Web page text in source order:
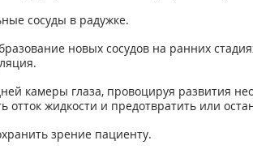
сосуды в радужке.
новых сосудов на ранних
камеры глаза, провоцируя развития
отток жидкости и предотвратить или
зрение пациенту.